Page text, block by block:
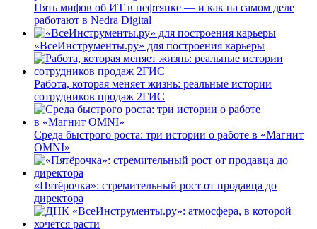
Пять мифов об ИТ в нефтянке — и как на самом деле
работают в Nedra Digital
«ВсеИнструменты.ру» для построения карьеры
Работа, которая меняет жизнь: реальные истории
сотрудников продаж 2ГИС
Среда быстрого роста: три истории о работе в «Магнит
OMNI»
«Пятёрочка»: стремительный рост от продавца до
директора